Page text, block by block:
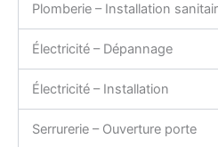
Plomberie – Installation
Électricité – Dépannage
Électricité – Installation
Serrurerie – Ouverture porte